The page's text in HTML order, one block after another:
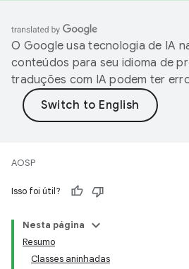
O Google usa tecnologia de IA
conteúdos para seu idioma de
traduções com IA podem ter
AOSP
Isso foi útil?
Nesta página
Resumo
Classes aninhadas